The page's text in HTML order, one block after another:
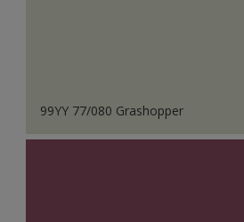
99YY 77/080 Grashopper